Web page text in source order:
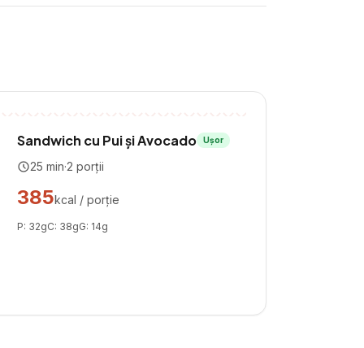
Sandwich cu Pui și Avocado Ușor
25 min·2 porții
385kcal / porție
P: 32gC: 38gG: 14g